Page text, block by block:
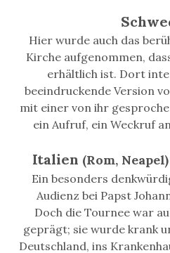
Hier wurde auch das
Kirche aufgenommen,
erhältlich ist. Dort
beeindruckende Version
mit einer von ihr
ein Aufruf, ein Weckruf
Italien (Rom,
Ein besonders
Audienz bei Papst
Doch die Tournee war
geprägt; sie wurde krank
Deutschland, ins